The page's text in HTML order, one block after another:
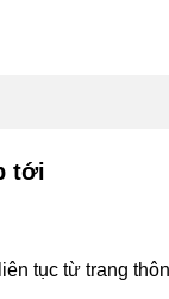
tới
tục từ trang